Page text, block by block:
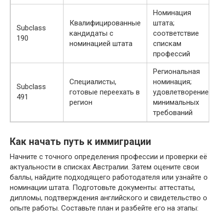
Subclass
190
Квалифицированные
кандидаты с
номинацией штата
Номинация
штата;
соответствие
спискам
профессий
Subclass
491
Специалисты,
готовые переехать в
регион
Региональная
номинация;
удовлетворение
минимальных
требований
Как начать путь к иммиграции
Начните с точного определения профессии и проверки её
актуальности в списках Австралии. Затем оцените свои
баллы, найдите подходящего работодателя или узнайте о
номинации штата. Подготовьте документы: аттестаты,
дипломы, подтверждения английского и свидетельство о
опыте работы. Составьте план и разбейте его на этапы: